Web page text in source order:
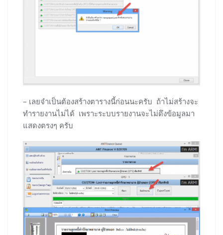
– เลยจำเป็นต้องสร้างตารางนี้ก่อนนะครับ ถ้าไม่สร้างจะ
ทำรายงานไม่ได้ เพราะระบบรายงานจะไม่ดึงข้อมูลมา
แสดงตรงๆ ครับ